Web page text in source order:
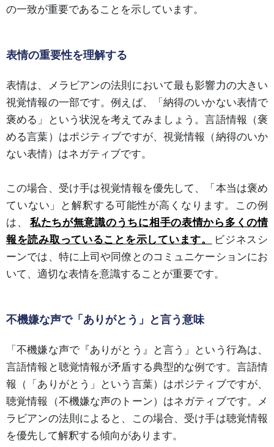
の一致が重要であることを示しています。
表情の重要性を理解する
表情は、メラビアンの法則において最も影響力の大きい
視覚情報の一部です。例えば、「納得のいかない表情で
褒める」という状況を考えてみましょう。言語情報（褒
める言葉）はポジティブですが、視覚情報（納得のいか
ない表情）はネガティブです。
この場合、受け手は視覚情報を優先して、「本当は褒め
ていない」と解釈する可能性が高くなります。この例
は、
私たちが無意識のうちに相手の表情から多くの情
報を読み取っていることを示しています。
ビジネスシ
ーンでは、特に上司や同僚とのコミュニケーションにお
いて、適切な表情を意識することが重要です。
不機嫌な声で「ありがとう」と言う意味
「不機嫌な声で『ありがとう』と言う」という行為は、
言語情報と聴覚情報が矛盾する典型的な例です。言語情
報（「ありがとう」という言葉）はポジティブですが、
聴覚情報（不機嫌な声のトーン）はネガティブです。メ
ラビアンの法則によると、この場合、受け手は聴覚情報
を優先して解釈する傾向があります。